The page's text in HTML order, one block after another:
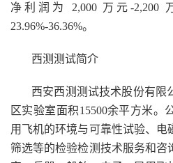
净利润为 2,000 万元-2,200
23.96%-36.36%。
西测测试简介
西安西测测试技术股份有限
区实验室面积15500余平方米。
用飞机的环境与可靠性试验、电
筛选等的检验检测技术服务和咨